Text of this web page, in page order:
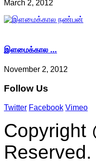
March 2, 2012
இளமைக்கால …
November 2, 2012
Follow Us
Twitter Facebook Vimeo
Copyright
Reserved.